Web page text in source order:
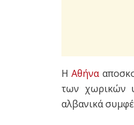
ΗΑθήνα
των χωρικών
αλβανικά